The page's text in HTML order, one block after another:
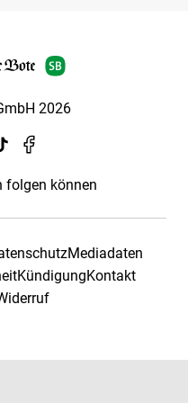
2026
folgen können
Mediadaten
KündigungKontakt